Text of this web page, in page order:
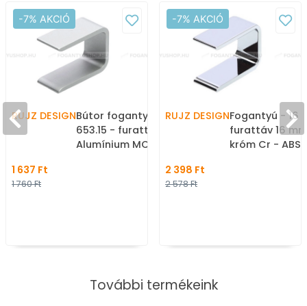
-7% AKCIÓ
RUJZ DESIGNBútor fogantyú - 16
653.15 - furattáv 16 mm -
Alumínium MCrE - ABS
1 637 Ft
1 760 Ft
-7% AKCIÓ
RUJZ DESIGNFogantyú - 16
furattáv 16
króm Cr - ABS
2 398 Ft
2 578 Ft
További termékeink